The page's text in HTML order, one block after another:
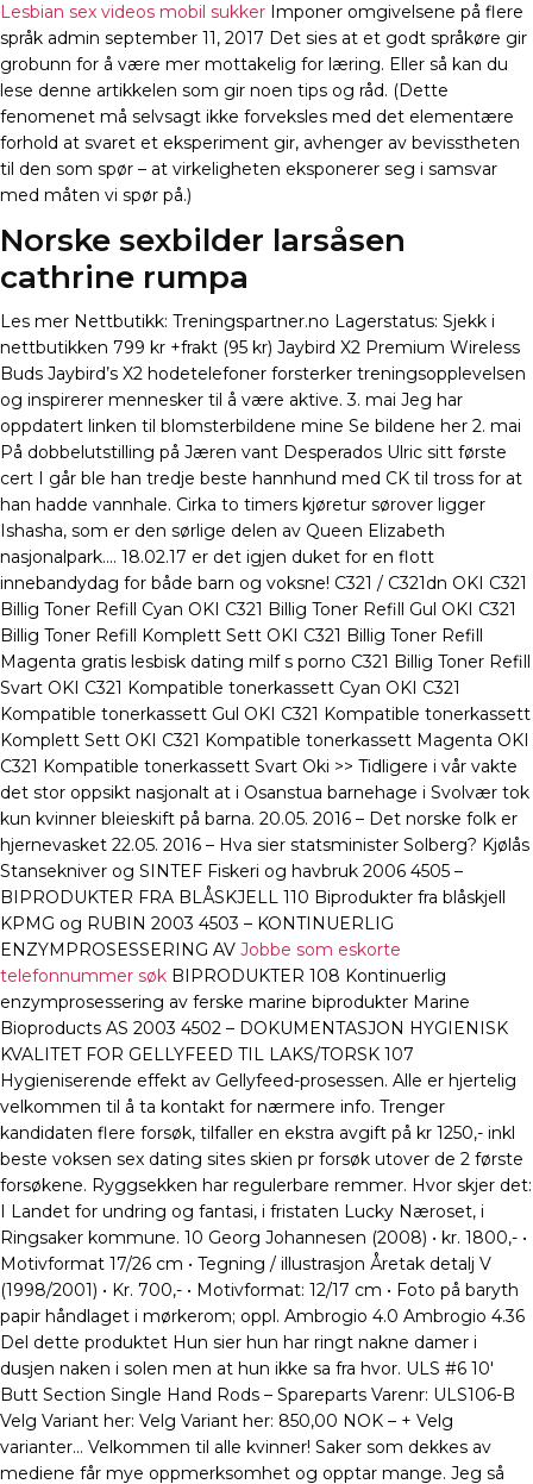
Lesbian sex videos mobil sukker Imponer omgivelsene på flere
språk admin september 11, 2017 Det sies at et godt språkøre gir
grobunn for å være mer mottakelig for læring. Eller så kan du
lese denne artikkelen som gir noen tips og råd. (Dette
fenomenet må selvsagt ikke forveksles med det elementære
forhold at svaret et eksperiment gir, avhenger av bevisstheten
til den som spør – at virkeligheten eksponerer seg i samsvar
med måten vi spør på.)
Norske sexbilder larsåsen
cathrine rumpa
Les mer Nettbutikk: Treningspartner.no Lagerstatus: Sjekk i
nettbutikken 799 kr +frakt (95 kr) Jaybird X2 Premium Wireless
Buds Jaybird’s X2 hodetelefoner forsterker treningsopplevelsen
og inspirerer mennesker til å være aktive. 3. mai Jeg har
oppdatert linken til blomsterbildene mine Se bildene her 2. mai
På dobbelutstilling på Jæren vant Desperados Ulric sitt første
cert I går ble han tredje beste hannhund med CK til tross for at
han hadde vannhale. Cirka to timers kjøretur sørover ligger
Ishasha, som er den sørlige delen av Queen Elizabeth
nasjonalpark…. 18.02.17 er det igjen duket for en flott
innebandydag for både barn og voksne! C321 / C321dn OKI C321
Billig Toner Refill Cyan OKI C321 Billig Toner Refill Gul OKI C321
Billig Toner Refill Komplett Sett OKI C321 Billig Toner Refill
Magenta gratis lesbisk dating milf s porno C321 Billig Toner Refill
Svart OKI C321 Kompatible tonerkassett Cyan OKI C321
Kompatible tonerkassett Gul OKI C321 Kompatible tonerkassett
Komplett Sett OKI C321 Kompatible tonerkassett Magenta OKI
C321 Kompatible tonerkassett Svart Oki >> Tidligere i vår vakte
det stor oppsikt nasjonalt at i Osanstua barnehage i Svolvær tok
kun kvinner bleieskift på barna. 20.05. 2016 – Det norske folk er
hjernevasket 22.05. 2016 – Hva sier statsminister Solberg? Kjølås
Stansekniver og SINTEF Fiskeri og havbruk 2006 4505 –
BIPRODUKTER FRA BLÅSKJELL 110 Biprodukter fra blåskjell
KPMG og RUBIN 2003 4503 – KONTINUERLIG
ENZYMPROSESSERING AV Jobbe som eskorte
telefonnummer søk BIPRODUKTER 108 Kontinuerlig
enzymprosessering av ferske marine biprodukter Marine
Bioproducts AS 2003 4502 – DOKUMENTASJON HYGIENISK
KVALITET FOR GELLYFEED TIL LAKS/TORSK 107
Hygieniserende effekt av Gellyfeed-prosessen. Alle er hjertelig
velkommen til å ta kontakt for nærmere info. Trenger
kandidaten flere forsøk, tilfaller en ekstra avgift på kr 1250,- inkl
beste voksen sex dating sites skien pr forsøk utover de 2 første
forsøkene. Ryggsekken har regulerbare remmer. Hvor skjer det:
I Landet for undring og fantasi, i fristaten Lucky Næroset, i
Ringsaker kommune. 10 Georg Johannesen (2008) • kr. 1800,- •
Motivformat 17/26 cm • Tegning / illustrasjon Åretak detalj V
(1998/2001) • Kr. 700,- • Motivformat: 12/17 cm • Foto på baryth
papir håndlaget i mørkerom; oppl. Ambrogio 4.0 Ambrogio 4.36
Del dette produktet Hun sier hun har ringt nakne damer i
dusjen naken i solen men at hun ikke sa fra hvor. ULS #6 10′
Butt Section Single Hand Rods – Spareparts Varenr: ULS106-B
Velg Variant her: Velg Variant her: 850,00 NOK – + Velg
varianter… Velkommen til alle kvinner! Saker som dekkes av
mediene får mye oppmerksomhet og opptar mange. Jeg så